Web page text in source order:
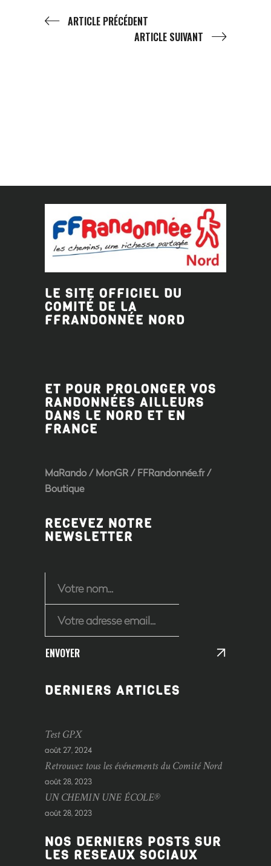
ARTICLE PRÉCÉDENT
ARTICLE SUIVANT
LE SITE OFFICIEL DU
COMITÉ DE LA
FFRANDONNÉE NORD
ET POUR PROLONGER VOS
RANDONNÉES AILLEURS
DANS LE NORD ET EN
FRANCE
MaRando / MonGR / FFRandonnée.fr /
Boutique
RECEVEZ NOTRE
NEWSLETTER
ENVOYER
DERNIERS ARTICLES
Test GPX
août 27, 2024
Retrouvez tous les événements du Comité Nord
août 28, 2023
UN CHEMIN UNE ÉCOLE®
août 28, 2023
NOS DERNIERS POSTS SUR
LES RESEAUX SOCIAUX